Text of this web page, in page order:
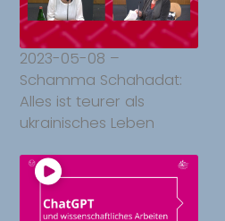
2023-05-08 –
Schamma Schahadat:
Alles ist teurer als
ukrainisches Leben